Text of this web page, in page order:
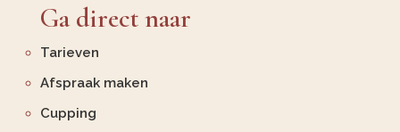
Ga direct naar
Tarieven
Afspraak maken
Cupping